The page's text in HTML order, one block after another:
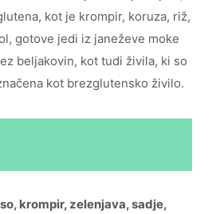
kot je krompir, koruza, riž,
gotove jedi iz janeževe moke
beljakovin, kot tudi živila, ki so
kot brezglutensko živilo.
krompir, zelenjava, sadje,